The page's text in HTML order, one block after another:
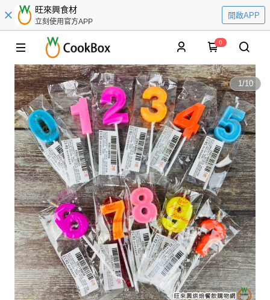
旺來興食材
立刻使用官方APP
開啟APP
0
1/10